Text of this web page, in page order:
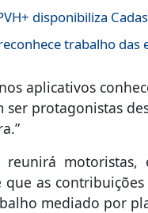
disponibiliza
trabalho
aplicativos
ser protagonistas
motoristas,
que as
mediado por